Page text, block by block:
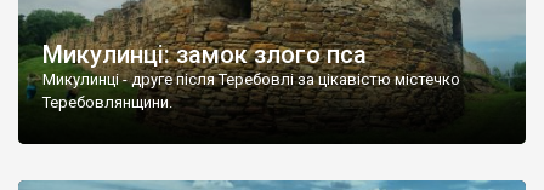
Микулинці: замок злого пса
Микулинці - друге після Теребовлі за цікавістю містечко
Теребовлянщини.